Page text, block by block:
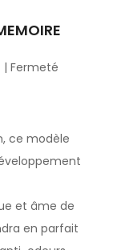
| Fermeté
ce modèle
et âme de
en parfait